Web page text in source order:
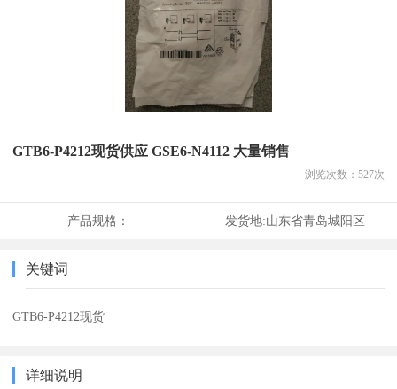
GTB6-P4212现货供应 GSE6-N4112 大量销售
浏览次数： 527次
产品规格： 发货地:山东省青岛城阳区
关键词
GTB6-P4212现货
详细说明